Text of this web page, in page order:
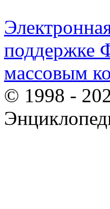
поддержке
массовым
© 1998 -